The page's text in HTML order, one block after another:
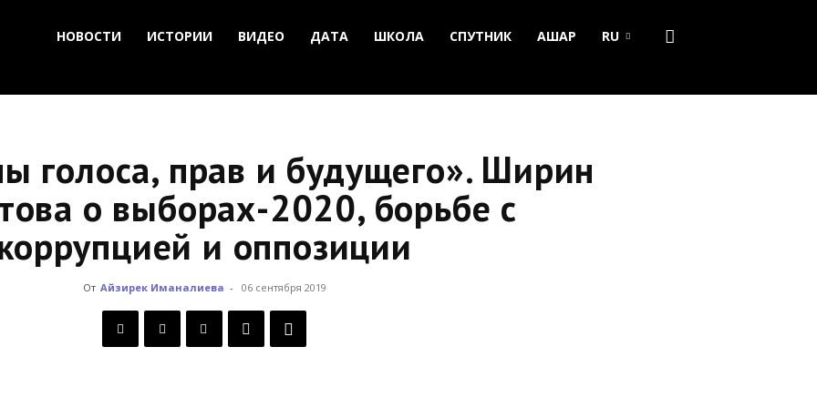
НОВОСТИ ИСТОРИИ ВИДЕО ДАТА ШКОЛА СПУТНИК АШАР RU
голоса, прав и будущего». Ширин
о выборах-2020, борьбе с
и оппозиции
От Айзирек Иманалиева - 06 сентября 2019